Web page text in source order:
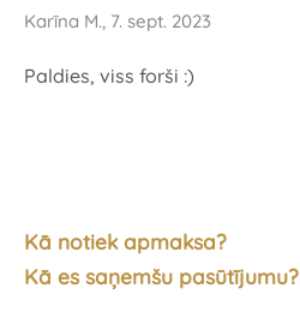
Kā notiek apmaksa?
Kā es saņemšu pasūtījumu?
Karīna M., 7. sept. 2023
Paldies, viss forši :)